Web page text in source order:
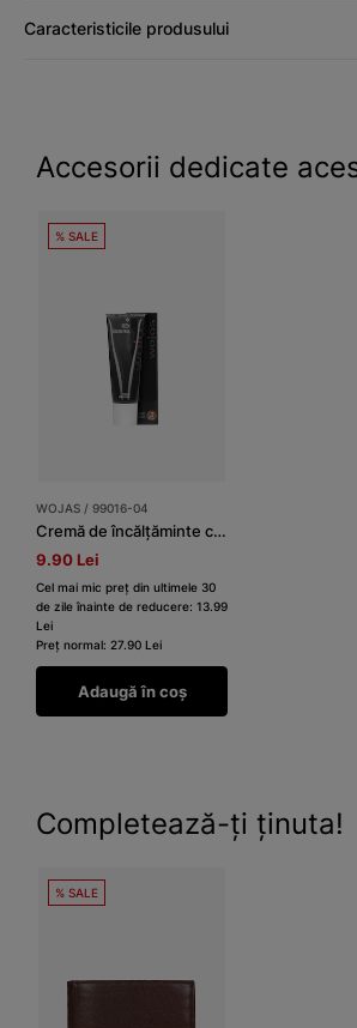
Caracteristicile produsului
Accesorii dedicate
% SALE
WOJAS / 99016-04
Cremă de încălțăminte culoare maro mediu
9.90 Lei
Cel mai mic preț din ultimele 30
de zile înainte de reducere: 13.99
Lei
Preț normal: 27.90 Lei
Adaugă în coș
Completează-ți ținuta!
% SALE